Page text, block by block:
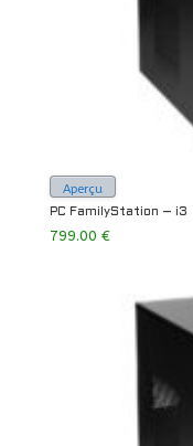
Aperçu
PC FamilyStation – i3
799.00 €